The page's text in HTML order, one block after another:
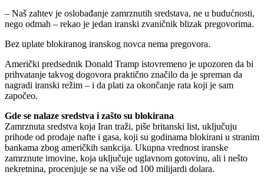
– Naš zahtev je oslobađanje zamrznutih sredstava, ne u budućnosti,
nego odmah – rekao je jedan iranski zvaničnik blizak pregovorima.
Bez uplate blokiranog iranskog novca nema pregovora.
Američki predsednik Donald Tramp istovremeno je upozoren da bi
prihvatanje takvog dogovora praktično značilo da je spreman da
nagradi iranski režim – i da plati za okončanje rata koji je sam
započeo.
Gde se nalaze sredstva i zašto su blokirana
Zamrznuta sredstva koja Iran traži, piše britanski list, uključuju
prihode od prodaje nafte i gasa, koji su godinama blokirani u stranim
bankama zbog američkih sankcija. Ukupna vrednost iranske
zamrznute imovine, koja uključuje uglavnom gotovinu, ali i nešto
nekretnina, procenjuje se na više od 100 milijardi dolara.